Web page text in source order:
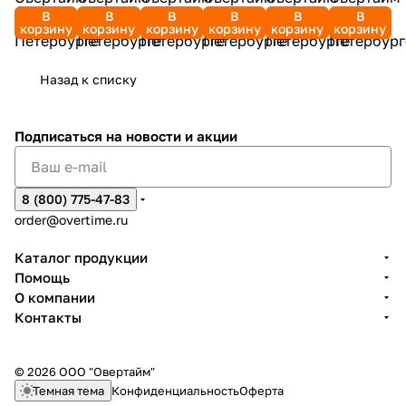
В
корзину
В
корзину
В
корзину
В
корзину
В
корзину
В
корзину
Назад к списку
Подписаться на новости и акции
8 (800) 775-47-83
order@overtime.ru
Каталог продукции
Помощь
О компании
Контакты
© 2026 ООО "Овертайм"
Темная тема КонфиденциальностьОферта